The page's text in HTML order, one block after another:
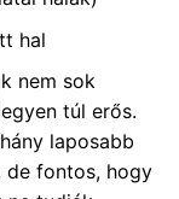
hal
nem sok
túl erős.
laposabb
de fontos, hogy